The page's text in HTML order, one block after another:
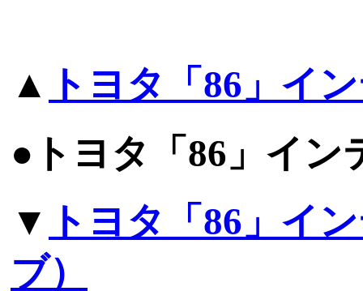
▲
トヨタ「86」イ
●トヨタ「86」イン
▼
トヨタ「86」イ
ブ）